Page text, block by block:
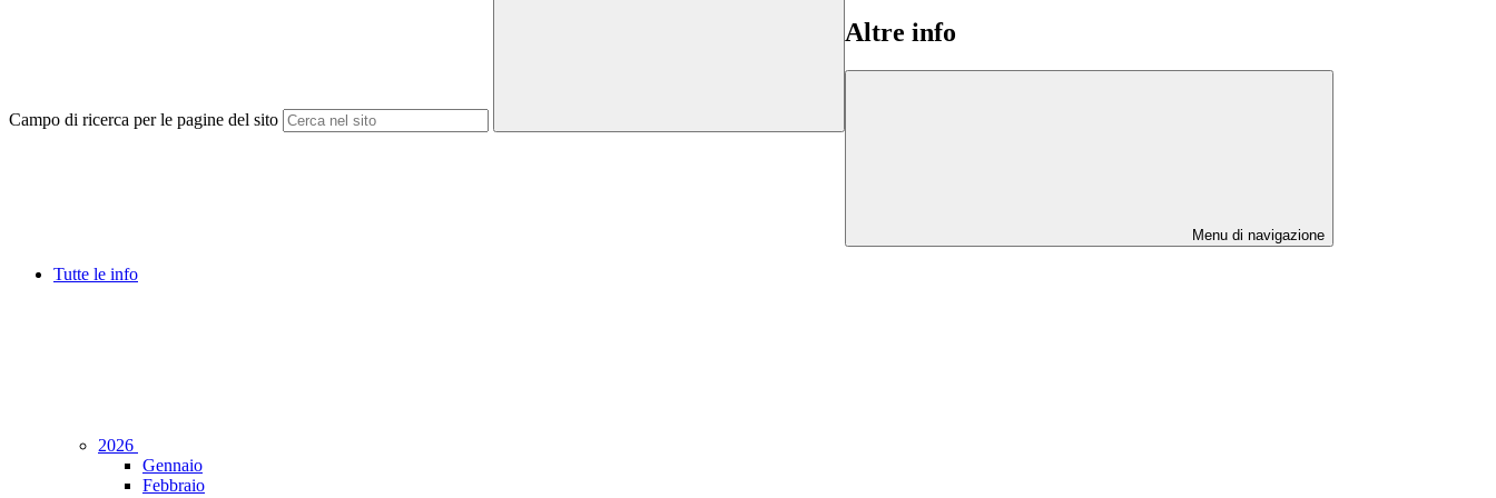
Campo di ricerca per le pagine del sito
Altre info
Menu di navigazione
Tutte le info
2026
Gennaio
Febbraio